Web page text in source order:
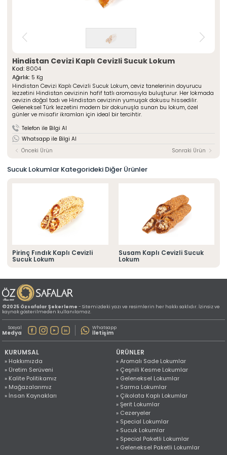
Kurumsal
» Hakkımızda
» Üretim Serüveni
» Kalite Politikamız
» İstanbul
» İleitşim Bilgilerimiz
» Konum Bilgilerimiz
» Çikolata Kaplı Lokumlar
» Cezeryeler
» Special Lokumlar
» Sucuk Lokumlar
» Special Paketli Lokumlar
» Geleneksel Paketli Lokumlar
ŞEKERLEME
Hakkımızda
Üretim Serüveni
Kalite Politikamız
Mağazalarımız
Foto Galeri
Kariyer
İletişim
Hindistan Cevizi Kaplı Cevizli Sucuk Lokum
Kod: 8004
Ağırlık: 5 Kg
Hindistan Cevizi Kaplı Cevizli Sucuk Lokum, ceviz tanelerinin doyurucu
lezzetini Hindistan cevizinin hafif tatlı aromasıyla buluşturur. Her lokmada
cevizin doğal tadı ve Hindistan cevizinin yumuşak dokusu hissedilir.
Geleneksel Türk lezzetini modern bir dokunuşla sunan bu lokum, özel
günler ve misafir ikramları için ideal bir tercihtir.
Telefon ile Bilgi Al
Whatsapp ile Bilgi Al
Önceki Ürün
Sonraki Ürün
Sucuk Lokumlar Kategorideki Diğer Ürünler
Pirinç Fındık Kaplı Cevizli
Sucuk Lokum
Susam Kaplı Cevizli Sucuk
Lokum
©2025 Özsafalar Şekerleme- Sitemizdeki yazı ve resimlerin her hakkı saklıdır. İzinsiz ve
kaynak gösterilmeden kullanılamaz.
Sosyal
Medya
Whatsapp
İletişim
KURUMSAL
» Hakkımızda
» Üretim Serüveni
» Kalite Politikamız
» Mağazalarımız
» İnsan Kaynakları
ÜRÜNLER
» Aromalı Sade Lokumlar
» Çeşnili Kesme Lokumlar
» Geleneksel Lokumlar
» Sarma Lokumlar
» Çikolata Kaplı Lokumlar
» Şerit Lokumlar
» Cezeryeler
» Special Lokumlar
» Sucuk Lokumlar
» Special Paketli Lokumlar
» Geleneksel Paketli Lokumlar